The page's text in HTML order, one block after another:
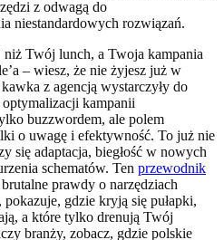
z odwagą do
niestandardowych rozwiązań.
Twój lunch, a Twoja kampania
– wiesz, że nie żyjesz już w
z agencją wystarczyły do
kampanii
buzzwordem, ale polem
o uwagę i efektywność. To już nie
się adaptacja, biegłość w nowych
schematów. Ten przewodnik
prawdy o narzędziach
gdzie kryją się pułapki,
a które tylko drenują Twój
branży, zobacz, gdzie polskie